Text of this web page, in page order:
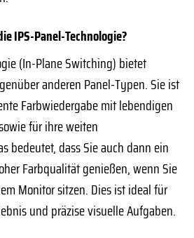
IPS-Panel-Technologie?
(In-Plane Switching) bietet
anderen Panel-Typen. Sie ist
Farbwiedergabe mit lebendigen
für ihre weiten
bedeutet, dass Sie auch dann ein
Farbqualität genießen, wenn Sie
Monitor sitzen. Dies ist ideal für
und präzise visuelle Aufgaben.